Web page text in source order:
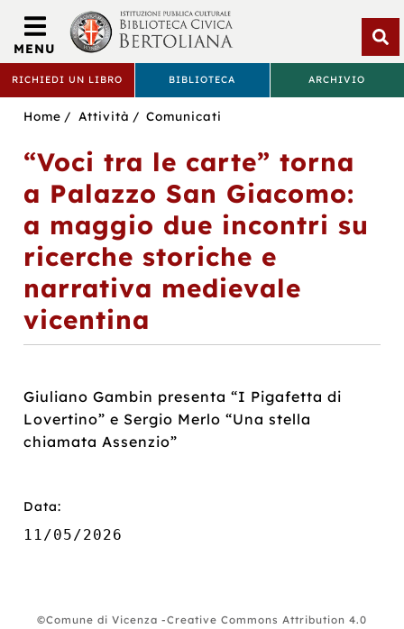
BIBLIOTECA
BERTOLIANA
RICHIEDI UN LIBRO BIBLIOTECA ARCHIVIO
MENU
Bertoliana
Sei
Home Attività Comunicati
“Voci tra le carte” torna
a Palazzo San Giacomo:
a maggio due incontri su
ricerche storiche e
narrativa medievale
vicentina
Giuliano Gambin presenta “I Pigafetta di
Lovertino” e Sergio Merlo “Una stella
chiamata Assenzio”
Data:
11/05/2026
©Comune di Vicenza -Creative Commons Attribution 4.0